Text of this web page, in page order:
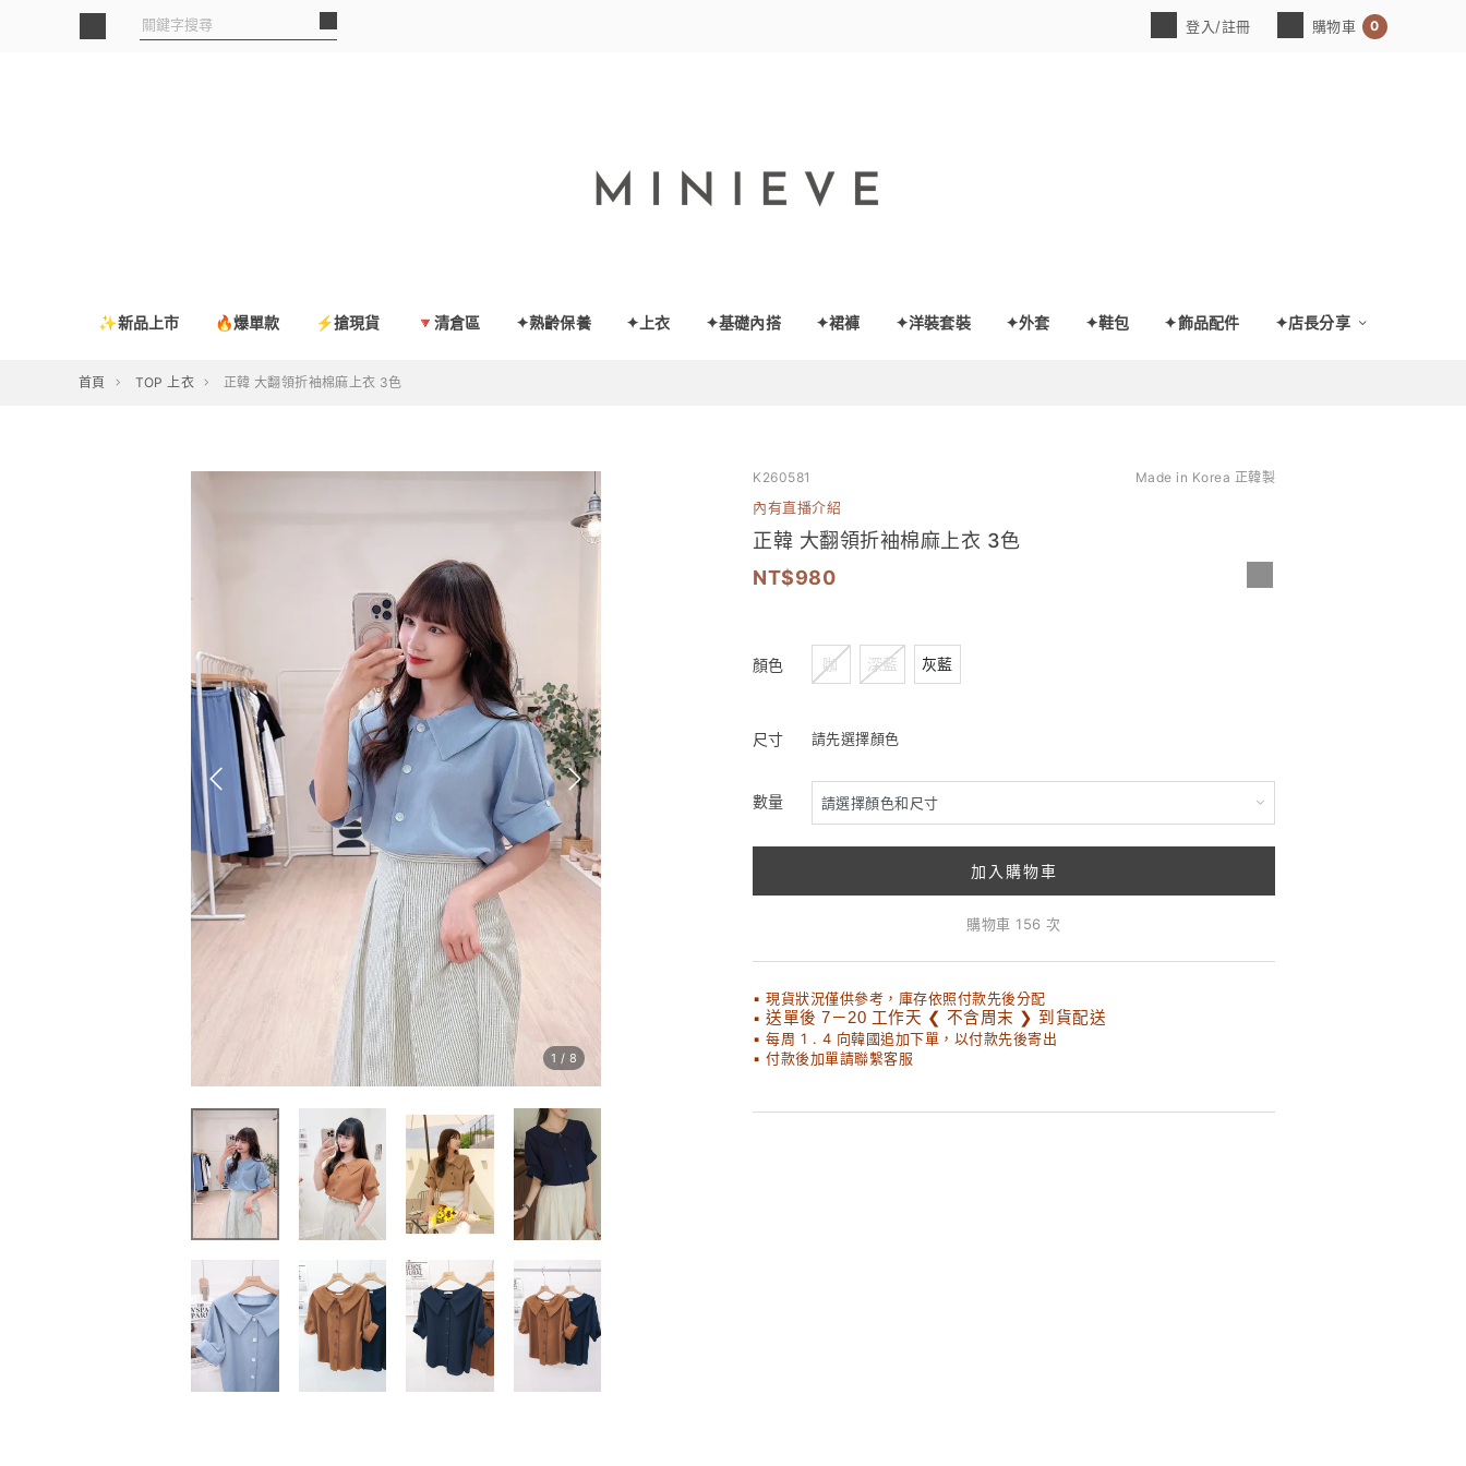
登入/註冊 購物車 0
✨新品上市 🔥爆單款 ⚡搶現貨 🔻清倉區 ✦熟齡保養 ✦上衣 ✦基礎內搭 ✦裙褲 ✦洋裝套裝 ✦外套 ✦鞋包 ✦飾品配件 ✦店長分享
首頁 TOP 上衣 正韓 大翻領折袖棉麻上衣 3色
1 / 8
K260581 Made in Korea 正韓製
內有直播介紹
正韓 大翻領折袖棉麻上衣 3色
980
顏色 咖 深藍 灰藍
尺寸 請先選擇顏色
數量
加入購物車
購物車 156 次
▪ 現貨狀況僅供參考，庫存依照付款先後分配
▪ 送單後 7－20 工作天 ❮ 不含周末 ❯ 到貨配送
▪ 每周 1 . 4 向韓國追加下單，以付款先後寄出
▪ 付款後加單請聯繫客服